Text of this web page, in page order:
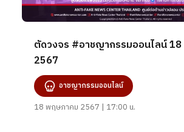
ตัดวงจร #อาชญากรรมออนไลน์
2567
อาชญากรรมออนไลน์
18 พฤษภาคม 2567 | 17:00 น.